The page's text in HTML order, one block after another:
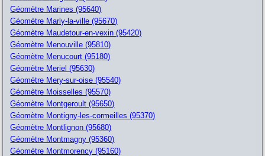
Géomètre Marines (95640)
Géomètre Marly-la-ville (95670)
Géomètre Maudetour-en-vexin (95420)
Géomètre Menouville (95810)
Géomètre Menucourt (95180)
Géomètre Meriel (95630)
Géomètre Mery-sur-oise (95540)
Géomètre Moisselles (95570)
Géomètre Montgeroult (95650)
Géomètre Montigny-les-cormeilles (95370)
Géomètre Montlignon (95680)
Géomètre Montmagny (95360)
Géomètre Montmorency (95160)